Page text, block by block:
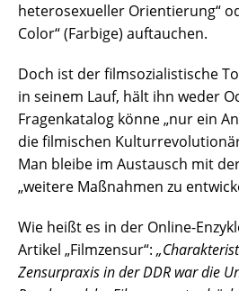
heterosexueller Orientierung“
Color“ (Farbige) auftauchen.
Doch ist der filmsozialistische
in seinem Lauf, hält ihn weder
Fragenkatalog könne „nur ein
die filmischen
Man bleibe im Austausch mit
„weitere Maßnahmen zu
Wie heißt es in der Online-
Artikel „Filmzensur“:
Zensurpraxis in der DDR war die